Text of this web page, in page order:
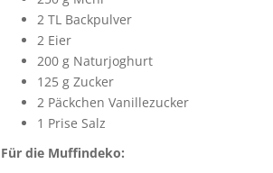
2 TL Backpulver
2 Eier
200 g Naturjoghurt
125 g Zucker
2 Päckchen Vanillezucker
1 Prise Salz
Für die Muffindeko: